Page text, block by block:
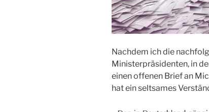
Nachdem ich die
Ministerpräsidenten, in
einen offenen Brief an
hat ein seltsames